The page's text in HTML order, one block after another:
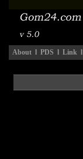
About l PDS l Link l